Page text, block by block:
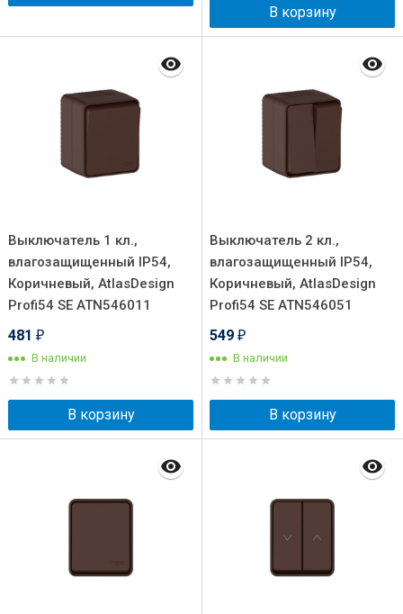
В корзину
Выключатель 1 кл.,
влагозащищенный IP54,
Коричневый, AtlasDesign
Profi54 SE ATN546011
481 ₽
В наличии
В корзину
Выключатель 2 кл.,
влагозащищенный IP54,
Коричневый, AtlasDesign
Profi54 SE ATN546051
549 ₽
В наличии
В корзину